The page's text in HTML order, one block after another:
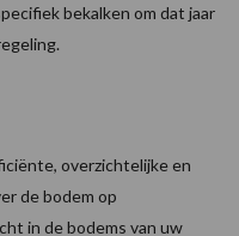
bekalken om dat jaar
overzichtelijke en
de bodem op
in de bodems van uw